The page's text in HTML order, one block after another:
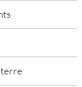
terre